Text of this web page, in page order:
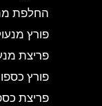
החלפת
פורץ מנעולים
פריצת מנעולים
פורץ כספות
פריצת כספות